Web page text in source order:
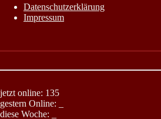
Datenschutzerklärung
Impressum
jetzt online: 135
gestern Online:
diese Woche: